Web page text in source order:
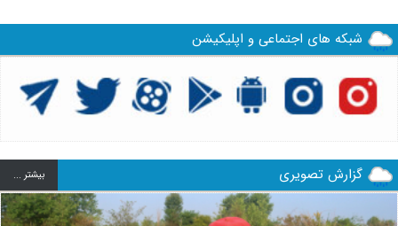
شبکه های اجتماعی و اپلیکیشن
گزارش تصویری بيشتر ...